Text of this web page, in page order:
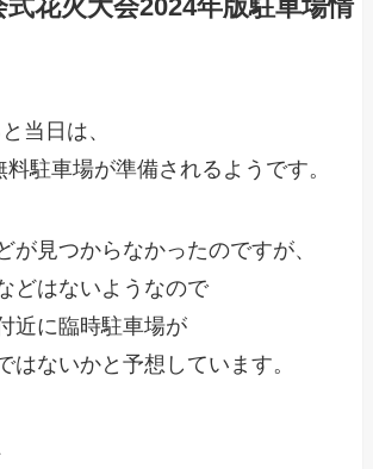
花火大会2024年版駐車場情
当日は、
駐車場が準備されるようです。
が見つからなかったのですが、
どはないようなので
近に臨時駐車場が
はないかと予想しています。